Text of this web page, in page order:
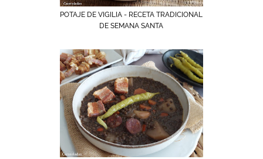
POTAJE DE VIGILIA - RECETA TRADICIONAL
DE SEMANA SANTA